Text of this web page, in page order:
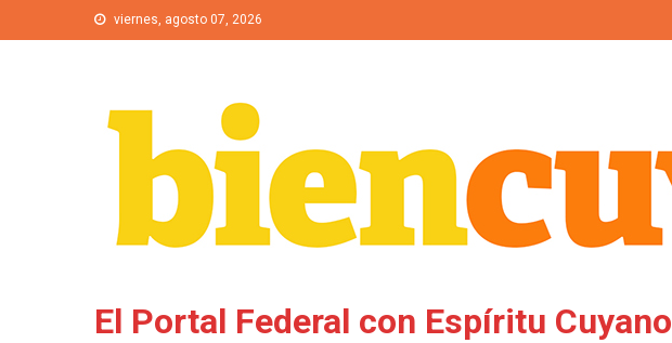
Saltar al contenidoviernes, agosto 07, 2026
El Portal Federal con Espíritu Cuyano